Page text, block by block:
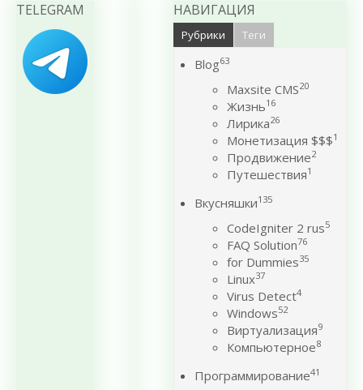
TELEGRAM НАВИГАЦИЯ
Рубрики Теги
Blog63
Maxsite CMS20
Жизнь16
Лирика26
Монетизация $$$1
Продвижение2
Путешествия1
Вкусняшки135
CodeIgniter 2 rus5
FAQ Solution76
for Dummies35
Linux37
Virus Detect4
Windows52
Виртуализация9
Компьютерное8
Программирование41